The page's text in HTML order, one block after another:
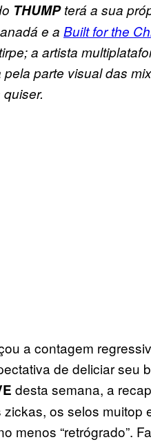
THUMPterá a sua
e a Built for the
a artista
parte visual das
a contagem
de deliciar seu
desta semana, a
os selos
menos “retrógrado”.